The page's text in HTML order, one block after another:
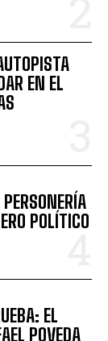
EN EL
POLÍTICO
EL
POVEDA